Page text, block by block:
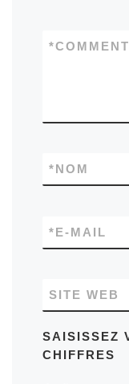
*
NOM
*
E-MAIL
*
SITE WEB
SAISISSEZ
CHIFFRES